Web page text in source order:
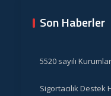
Son Haberler
5520 sayılı
Sigortacılık